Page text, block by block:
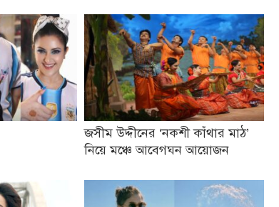
জসীম উদ্দীনের ‘নকশী কাঁথার মাঠ’
নিয়ে মঞ্চে আবেগঘন আয়োজন